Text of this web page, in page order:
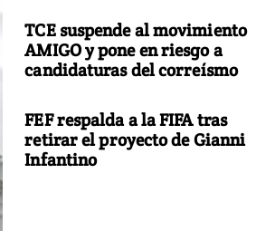
TCE suspende al movimiento
AMIGO y pone en riesgo a
candidaturas del correísmo
FEF respalda a la FIFA tras
retirar el proyecto de Gianni
Infantino